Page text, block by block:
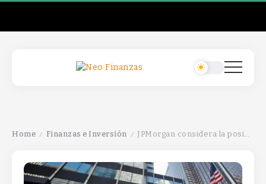
Home / Finanzas e Inversión / JPMorgan considera la posibilidad de ofrecer criptomonedas a inversores institucionales en su próxima estrategia de inversión.